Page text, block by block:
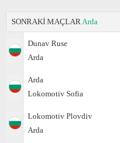
SONRAKİ MAÇLAR Arda
Dunav Ruse
Arda
Arda
Lokomotiv Sofia
Lokomotiv Plovdiv
Arda